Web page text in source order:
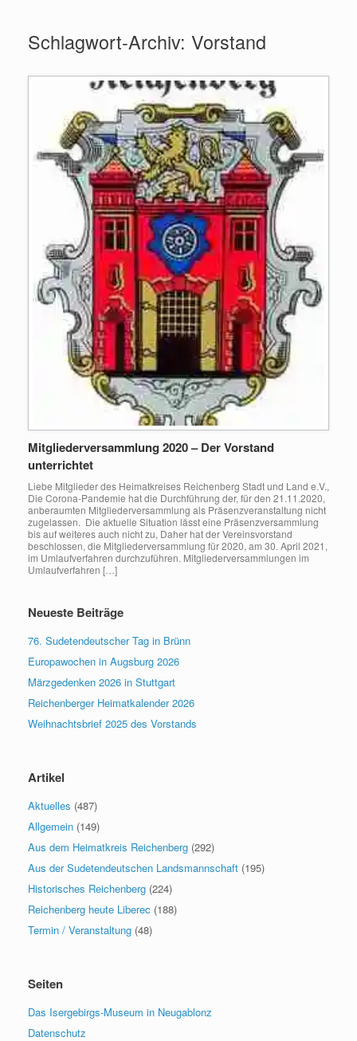
springenSchlagwort-Archiv: Vorstand
Mitgliederversammlung 2020 – Der Vorstand
unterrichtet
Liebe Mitglieder des Heimatkreises Reichenberg Stadt und Land e.V.,
Die Corona-Pandemie hat die Durchführung der, für den 21.11.2020,
anberaumten Mitgliederversammlung als Präsenzveranstaltung nicht
zugelassen. Die aktuelle Situation lässt eine Präsenzversammlung
bis auf weiteres auch nicht zu, Daher hat der Vereinsvorstand
beschlossen, die Mitgliederversammlung für 2020, am 30. April 2021,
im Umlaufverfahren durchzuführen. Mitgliederversammlungen im
Umlaufverfahren […]
Neueste Beiträge
76. Sudetendeutscher Tag in Brünn
Europawochen in Augsburg 2026
Märzgedenken 2026 in Stuttgart
Reichenberger Heimatkalender 2026
Weihnachtsbrief 2025 des Vorstands
Artikel
Aktuelles (487)
Allgemein (149)
Aus dem Heimatkreis Reichenberg (292)
Aus der Sudetendeutschen Landsmannschaft (195)
Historisches Reichenberg (224)
Reichenberg heute Liberec (188)
Termin / Veranstaltung (48)
Seiten
Das Isergebirgs-Museum in Neugablonz
Datenschutz